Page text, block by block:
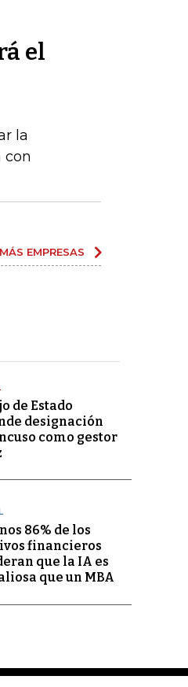
el
la
con
MÁS EMPRESAS
de Estado
designación
como gestor
86% de los
financieros
que la IA es
que un MBA